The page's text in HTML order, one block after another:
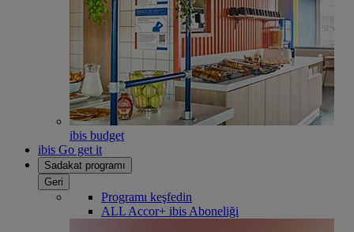
ibis budget
ibis Go get it
Sadakat programı
Geri
Programı keşfedin
ALL Accor+ ibis Aboneliği